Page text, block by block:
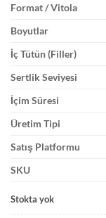
Format / Vitola
Boyutlar
İç Tütün (Filler)
Sertlik Seviyesi
İçim Süresi
Üretim Tipi
Satış Platformu
SKU
Stokta yok